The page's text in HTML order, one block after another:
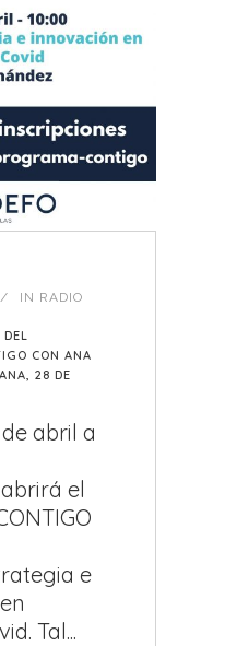
IN RADIO
CON ANA
28 DE
abril a
el
e
Tal...